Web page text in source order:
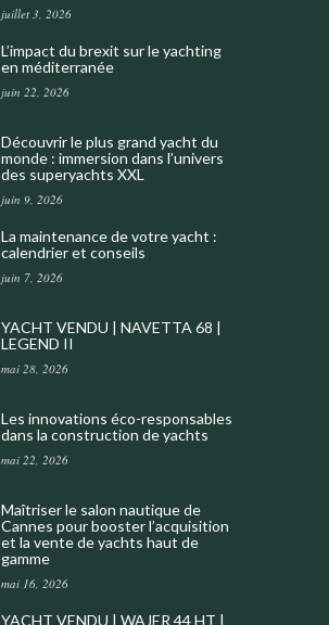
juillet 3, 2026
L’impact du brexit sur le yachting
en méditerranée
juin 22, 2026
Découvrir le plus grand yacht du
monde : immersion dans l’univers
des superyachts XXL
juin 9, 2026
La maintenance de votre yacht :
calendrier et conseils
juin 7, 2026
YACHT VENDU | NAVETTA 68 |
LEGEND II
mai 28, 2026
Les innovations éco-responsables
dans la construction de yachts
mai 22, 2026
Maîtriser le salon nautique de
Cannes pour booster l’acquisition
et la vente de yachts haut de
gamme
mai 16, 2026
YACHT VENDU | WAJER 44 HT |